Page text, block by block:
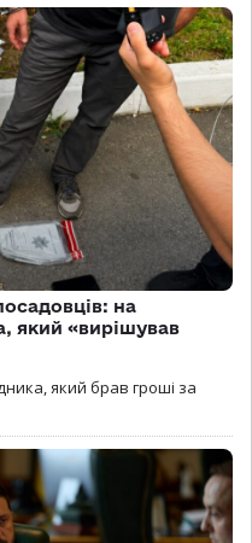
на
який «вирішував
який брав гроші за